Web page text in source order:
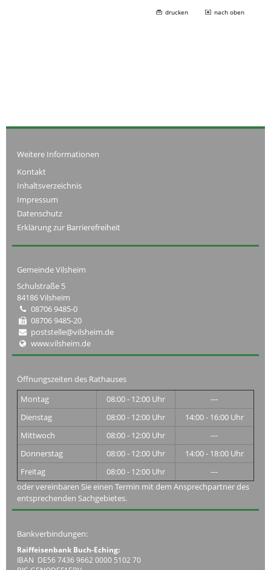
drucken nach oben
Weitere Informationen
Kontakt
Inhaltsverzeichnis
Impressum
Datenschutz
Erklärung zur Barrierefreiheit
Gemeinde Vilsheim
Schulstraße 5
84186 Vilsheim
08706 9485-0
08706 9485-20
poststelle@vilsheim.de
www.vilsheim.de
Öffnungszeiten des Rathauses
Montag
08:00 - 12:00 Uhr
---
Dienstag
08:00 - 12:00 Uhr
14:00 - 16:00 Uhr
Mittwoch
08:00 - 12:00 Uhr
---
Donnerstag
08:00 - 12:00 Uhr
14:00 - 18:00 Uhr
Freitag
08:00 - 12:00 Uhr
---
oder vereinbaren Sie einen Termin mit dem Ansprechpartner des
entsprechenden Sachgebietes.
Bankverbindungen:
Raiffeisenbank Buch-Eching:
IBAN DE56 7436 9662 0000 5102 70